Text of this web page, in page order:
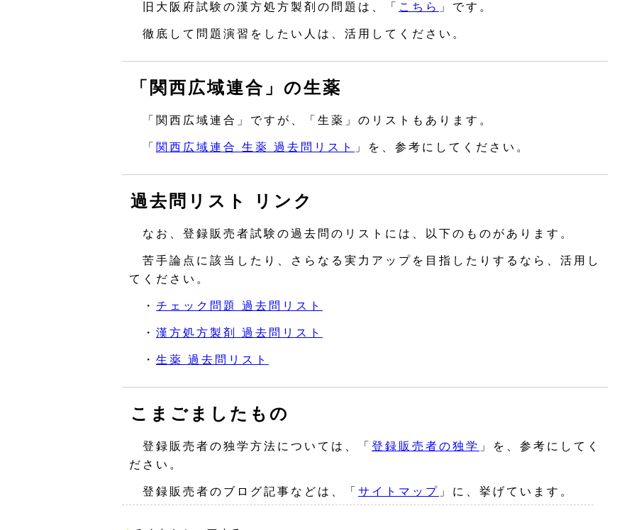
旧大阪府試験の漢方処方製剤の問題は、「 こちら 」です。
徹底して問題演習をしたい人は、活用してください。
「関西広域連合」の生薬
「関西広域連合」ですが、「生薬」のリストもあります。
「 関西広域連合 生薬 過去問リスト 」を、参考にしてください。
過去問リスト リンク
なお、登録販売者試験の過去問のリストには、以下のものがあります。
苦手論点に該当したり、さらなる実力アップを目指したりするなら、活用し
てください。
・ チェック問題 過去問リスト
・ 漢方処方製剤 過去問リスト
・ 生薬 過去問リスト
こまごましたもの
登録販売者の独学方法については、「 登録販売者の独学 」を、参考にしてく
ださい。
登録販売者のブログ記事などは、「 サイトマップ 」に、挙げています。